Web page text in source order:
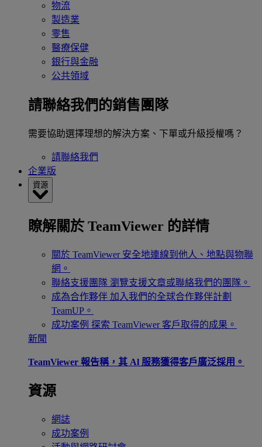
物流
製造業
零售
醫療保健
銀行與金融
公共領域
請聯絡我們的銷售團隊
需要協助選擇理想的解決方案、下單或升級授權嗎？
請聯絡我們
企業版
資源
瞭解關於 TeamViewer 的詳情
關於 TeamViewer 安全地連線到他人、地點與物聯
網。
聯絡支援團隊 瀏覽支援文章或聯絡我們的團隊。
成為合作夥伴 加入我們的全球合作夥伴計劃
TeamUP。
成功案例 探索 TeamViewer 客戶取得的成果。
新聞
TeamViewer 報告稱，其 Al 服務獲得客戶廣泛採用。
資源
網誌
成功案例